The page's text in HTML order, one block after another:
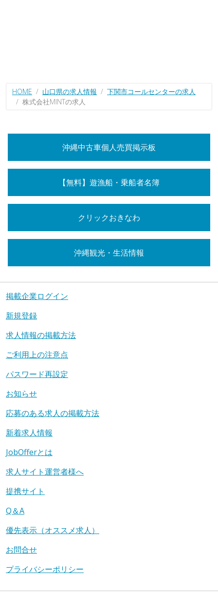
HOME 山口県の求人情報
下関市コールセンターの求人
株式会社MINTの求人
沖縄中古車個人売買掲示板
【無料】遊漁船・乗船者名簿
クリックおきなわ
沖縄観光・生活情報
掲載企業ログイン
新規登録
求人情報の掲載方法
ご利用上の注意点
パスワード再設定
お知らせ
応募のある求人の掲載方法
新着求人情報
JobOfferとは
求人サイト運営者様へ
提携サイト
Q＆A
優先表示（オススメ求人）
お問合せ
プライバシーポリシー